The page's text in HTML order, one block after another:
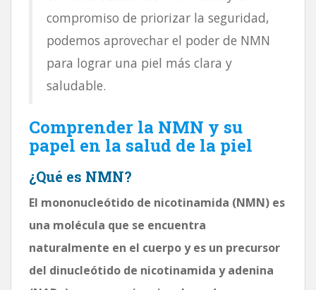
compromiso de priorizar la seguridad,
podemos aprovechar el poder de NMN
para lograr una piel más clara y
saludable.
Comprender la NMN y su
papel en la salud de la piel
¿Qué es NMN?
El mononucleótido de nicotinamida (NMN) es
una molécula que se encuentra
naturalmente en el cuerpo y es un precursor
del dinucleótido de nicotinamida y adenina